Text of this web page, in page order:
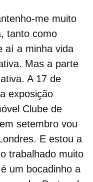
me muito
tanto como
aí a minha vida
Mas a parte
A 17 de
exposição
Clube de
setembro vou
E estou a
trabalhado muito
um bocadinho a